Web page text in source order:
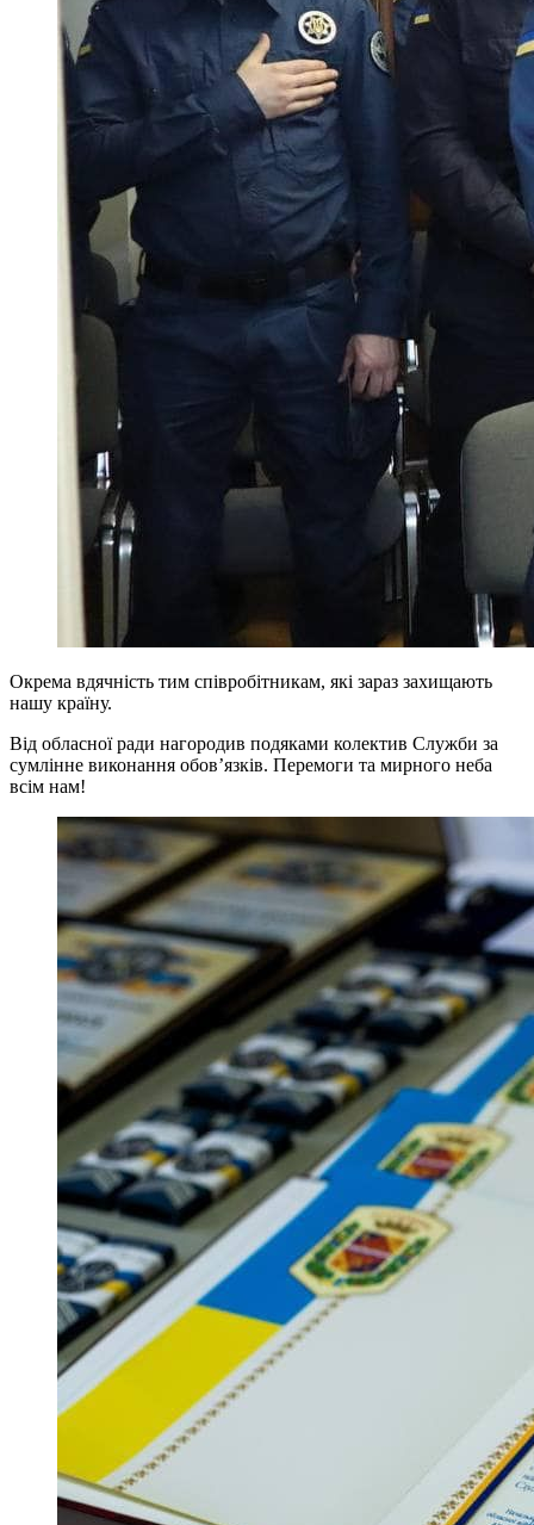
Окрема вдячність тим співробітникам, які зараз захищають
нашу країну.
Від обласної ради нагородив подяками колектив Служби за
сумлінне виконання обовʼязків. Перемоги та мирного неба
всім нам!